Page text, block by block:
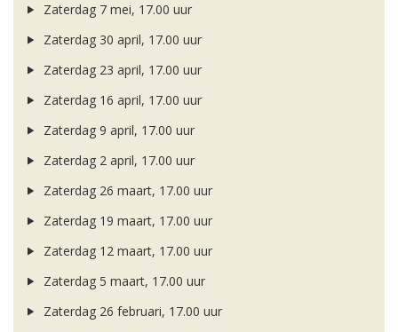
Zaterdag 7 mei, 17.00 uur
Zaterdag 30 april, 17.00 uur
Zaterdag 23 april, 17.00 uur
Zaterdag 16 april, 17.00 uur
Zaterdag 9 april, 17.00 uur
Zaterdag 2 april, 17.00 uur
Zaterdag 26 maart, 17.00 uur
Zaterdag 19 maart, 17.00 uur
Zaterdag 12 maart, 17.00 uur
Zaterdag 5 maart, 17.00 uur
Zaterdag 26 februari, 17.00 uur